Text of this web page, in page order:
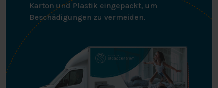
Karton und Plastik eingepackt, um
Beschädigungen zu vermeiden.